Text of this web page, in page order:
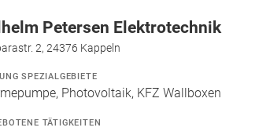
Petersen Elektrotechnik
2, 24376 Kappeln
SPEZIALGEBIETE
Photovoltaik, KFZ Wallboxen
TÄTIGKEITEN